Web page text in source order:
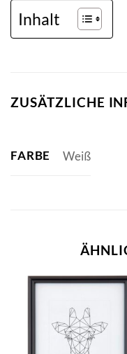
Inhalt
ZUSÄTZLICHE
FARBE Weiß